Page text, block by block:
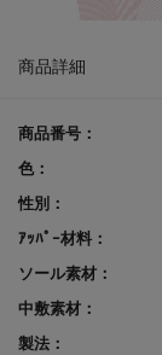
商品詳細
商品番号：
色：
性別：
ｱｯﾊﾟｰ材料：
ソール素材：
中敷素材：
製法：